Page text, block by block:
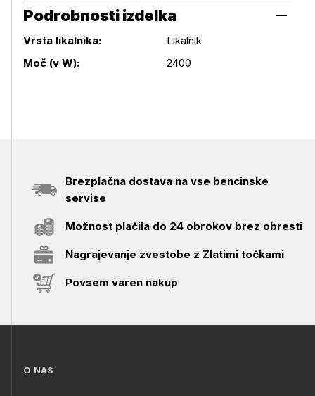
Podrobnosti izdelka
Vrsta likalnika:
Likalnik
Moč (v W):
2400
Brezplačna dostava na vse bencinske
servise
Možnost plačila do 24 obrokov brez obresti
Nagrajevanje zvestobe z Zlatimi točkami
Povsem varen nakup
O NAS